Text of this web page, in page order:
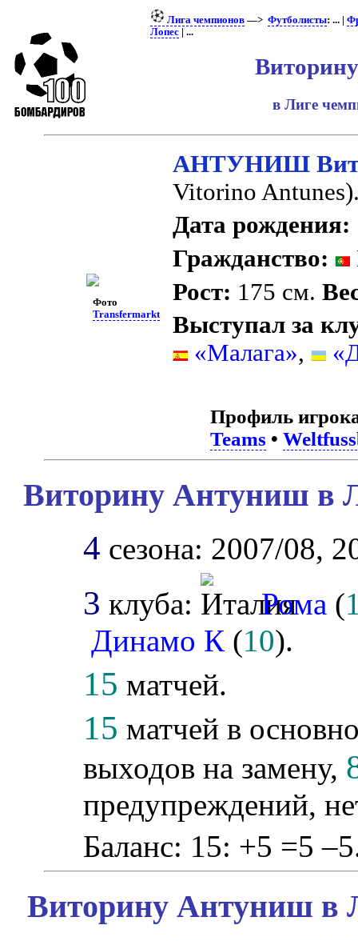
Лига чемпионов —>Футболисты: ... |
Лопес | ...
в Лиге
Фото
Transfermarkt
АНТУНИШ
Vitorino
Дата рождения:
Гражданство:
Рост: 175 см.
Выступал за
«Малага»,
Профиль
Teams •
Виторину Антуниш в
4 сезона: 2007/08,
3 клуба: Рома (
Динамо К (10).
15 матчей.
15 матчей в
выходов на замену,
предупреждений,
Баланс: 15: +5 =5
Виторину Антуниш в